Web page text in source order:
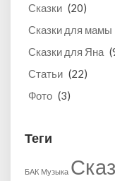
Сказки (20)
Сказки для мамы
Сказки для Яна
Статьи (22)
Фото (3)
Теги
БАК Музыка